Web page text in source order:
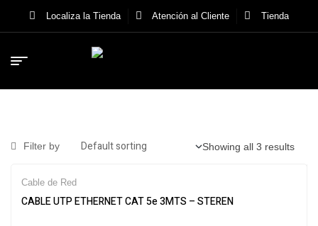
Localiza la Tienda Atención al Cliente Tienda
Filter by Showing all 3 results
Cable de Red
CABLE UTP ETHERNET CAT 5e 3MTS – STEREN